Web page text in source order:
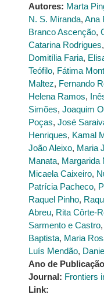
Autores: Marta
N. S. Miranda, Ana
Branco Ascenção,
Catarina Rodrigues,
Domitília Faria,
Teófilo, Fátima
Maltez, Fernando
Helena Ramos,
Simões, Joaquim
Poças, José
Henriques, Kamal
João Aleixo, Maria
Manata, Margarida
Micaela Caixeiro,
Patrícia Pacheco,
Raquel Pinho,
Abreu, Rita Côrte-
Sarmento e Castro,
Baptista, Maria
Luís Mendão,
Ano de
Journal: Frontiers
Link: